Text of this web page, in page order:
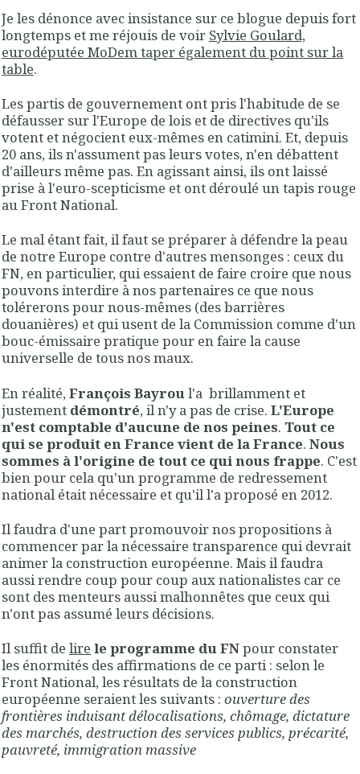
Je les dénonce avec insistance sur ce blogue depuis fort
longtemps et me réjouis de voir Sylvie Goulard,
eurodéputée MoDem taper également du point sur la
table.
Les partis de gouvernement ont pris l'habitude de se
défausser sur l'Europe de lois et de directives qu'ils
votent et négocient eux-mêmes en catimini. Et, depuis
20 ans, ils n'assument pas leurs votes, n'en débattent
d'ailleurs même pas. En agissant ainsi, ils ont laissé
prise à l'euro-scepticisme et ont déroulé un tapis rouge
au Front National.
Le mal étant fait, il faut se préparer à défendre la peau
de notre Europe contre d'autres mensonges : ceux du
FN, en particulier, qui essaient de faire croire que nous
pouvons interdire à nos partenaires ce que nous
tolérerons pour nous-mêmes (des barrières
douanières) et qui usent de la Commission comme d'un
bouc-émissaire pratique pour en faire la cause
universelle de tous nos maux.
En réalité,François Bayroul'a brillamment et
justement démontré, il n'y a pas de crise. L'Europe
n'est comptable d'aucune de nos peines. Tout ce
qui se produit en France vient de la France. Nous
sommes à l'origine de tout ce qui nous frappe. C'est
bien pour cela qu'un programme de redressement
national était nécessaire et qu'il l'a proposé en 2012.
Il faudra d'une part promouvoir nos propositions à
commencer par la nécessaire transparence qui devrait
animer la construction européenne. Mais il faudra
aussi rendre coup pour coup aux nationalistes car ce
sont des menteurs aussi malhonnêtes que ceux qui
n'ont pas assumé leurs décisions.
Il suffit de lire le programme du FNpour constater
les énormités des affirmations de ce parti : selon le
Front National, les résultats de la construction
européenne seraient les suivants : ouverture des
frontières induisant délocalisations, chômage, dictature
des marchés, destruction des services publics, précarité,
pauvreté, immigration massive